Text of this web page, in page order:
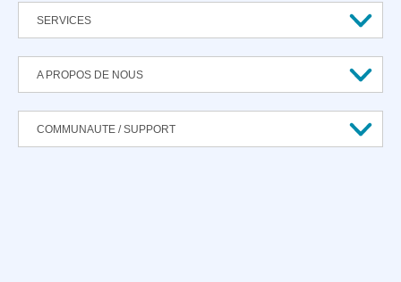
SERVICES
A PROPOS DE NOUS
COMMUNAUTE / SUPPORT